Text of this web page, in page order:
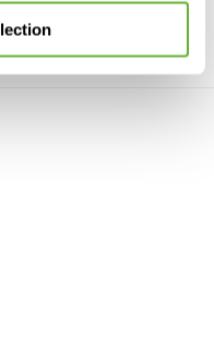
40 50 90 40 40